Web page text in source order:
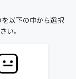
以下の中から選択
い。